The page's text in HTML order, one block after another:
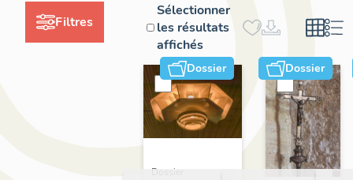
Filtres
Sélectionner
les résultats
affichés
Dossier
Dossier
Dossier